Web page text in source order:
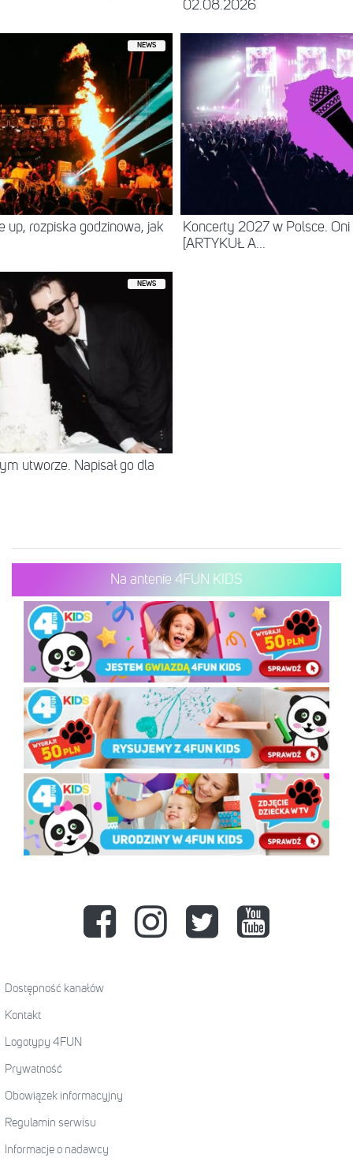
02.08.2026
NEWS
up, rozpiska godzinowa, jak
Koncerty 2027 w Polsce.
[ARTYKUŁ A...
NEWS
utworze. Napisał go dla
Na antenie 4FUN KIDS
Dostępność kanałów
Kontakt
Logotypy 4FUN
Prywatność
Obowiązek informacyjny
Regulamin serwisu
Informacje o nadawcy